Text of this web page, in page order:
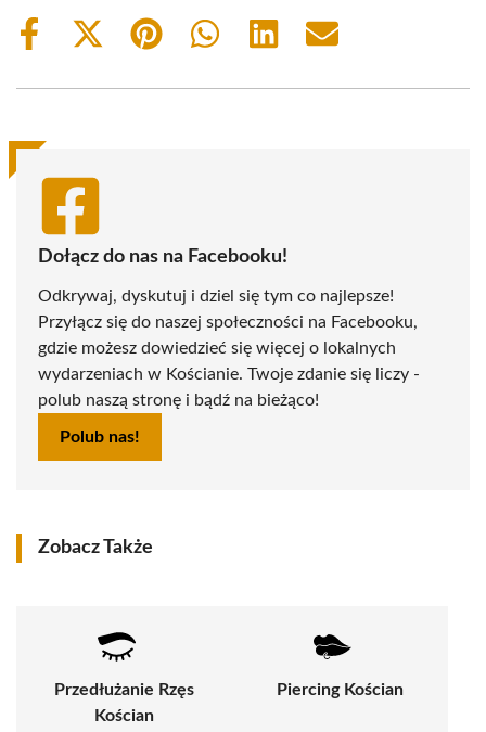
Share
Share
(Twitter)
Share
Share
Share
Share
Dołącz do nas na Facebooku!
Odkrywaj, dyskutuj i dziel się tym co najlepsze!
Przyłącz się do naszej społeczności na Facebooku,
gdzie możesz dowiedzieć się więcej o lokalnych
wydarzeniach w Kościanie. Twoje zdanie się liczy -
polub naszą stronę i bądź na bieżąco!
Polub nas!
Zobacz Także
Przedłużanie Rzęs
Kościan
Piercing Kościan